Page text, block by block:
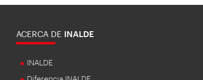
ACERCA DE INALDE
INALDE